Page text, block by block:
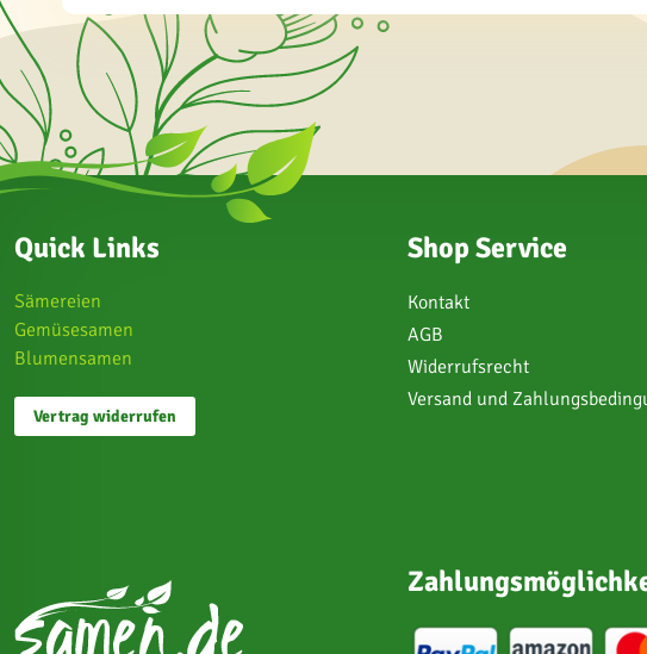
Quick Links
Sämereien
Gemüsesamen
Blumensamen
Vertrag widerrufen
Shop Service
Kontakt
AGB
Widerrufsrecht
Versand und